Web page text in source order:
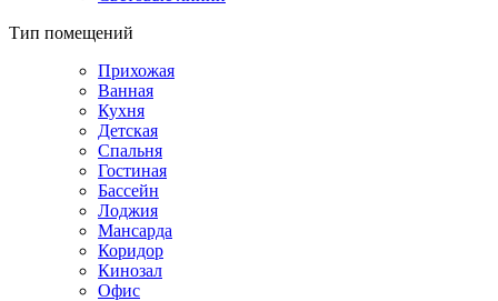
Тип помещений
Прихожая
Ванная
Кухня
Детская
Спальня
Гостиная
Бассейн
Лоджия
Мансарда
Коридор
Кинозал
Офис